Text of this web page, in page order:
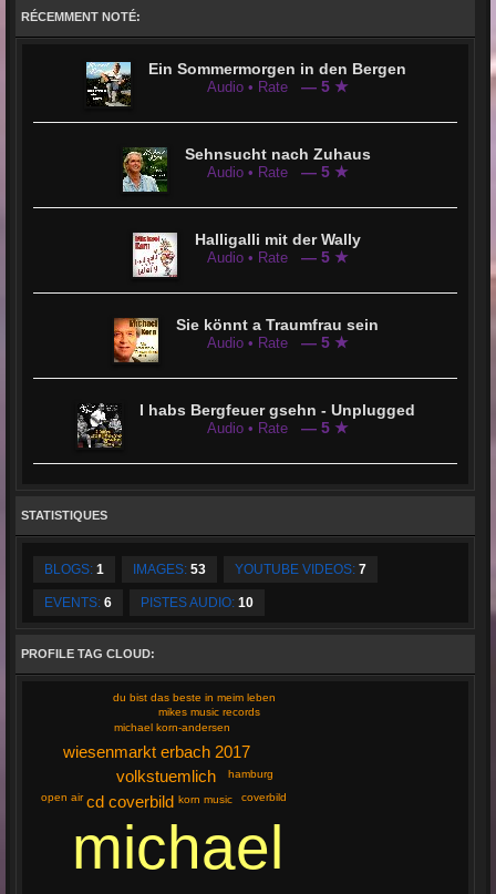
RÉCEMMENT NOTÉ:
Ein Sommermorgen in den Bergen
Audio • Rate — 5 ★
Sehnsucht nach Zuhaus
Audio • Rate — 5 ★
Halligalli mit der Wally
Audio • Rate — 5 ★
Sie könnt a Traumfrau sein
Audio • Rate — 5 ★
I habs Bergfeuer gsehn - Unplugged
Audio • Rate — 5 ★
STATISTIQUES
BLOGS: 1 IMAGES: 53 YOUTUBE VIDEOS: 7
EVENTS: 6 PISTES AUDIO: 10
PROFILE TAG CLOUD:
michael
cd coverbild
volkstuemlich
wiesenmarkt erbach 2017
korn music
michael korn-andersen
coverbild
hamburg
mikes music records
du bist das beste in meim leben
open air